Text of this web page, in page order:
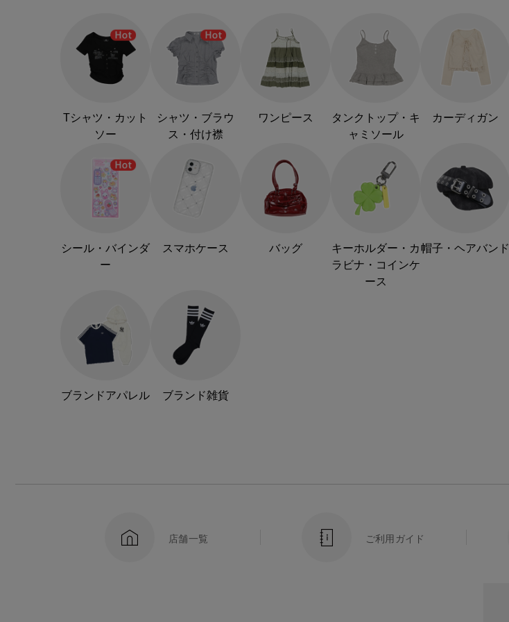
Tシャツ・カット
ソー
シャツ・ブラウ
ス・付け襟
ワンピース
タンクトップ・キ
ャミソール
カーディガン
シール・バインダ
ー
スマホケース バッグ
キーホルダー・カ
ラビナ・コインケ
ース
帽子・ヘアバンド
ブランドアパレル ブランド雑貨
店舗一覧 ご利用ガイド